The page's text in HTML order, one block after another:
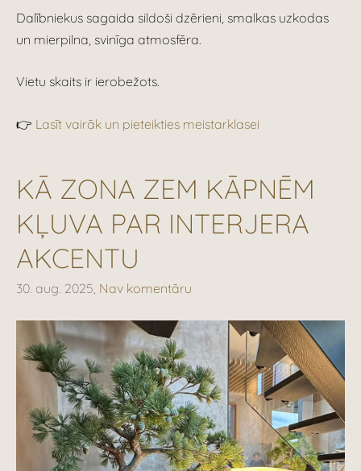
Dalībniekus sagaida sildoši dzērieni, smalkas uzkodas
un mierpilna, svinīga atmosfēra.
Vietu skaits ir ierobežots.
👉 Lasīt vairāk un pieteikties meistarklasei
KĀ ZONA ZEM KĀPNĒM
KĻUVA PAR INTERJERA
AKCENTU
30. aug. 2025, Nav komentāru